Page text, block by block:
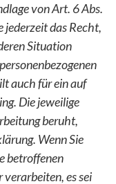
von Art. 6 Abs.
jederzeit das Recht,
Situation
auch für ein auf
Die jeweilige
beruht,
Wenn Sie
betroffenen
es sei